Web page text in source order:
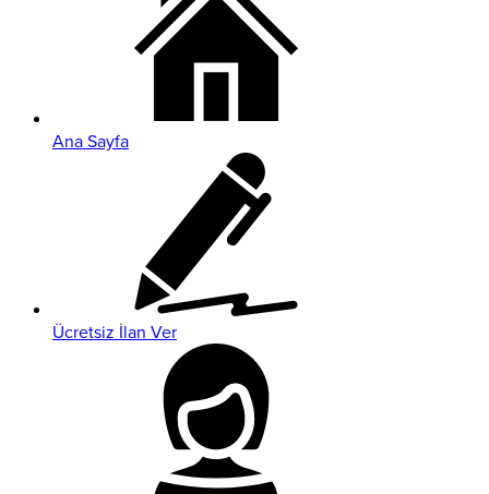
Ana Sayfa
Ücretsiz İlan Ver